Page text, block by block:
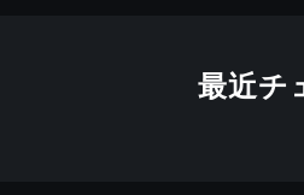
最近チ